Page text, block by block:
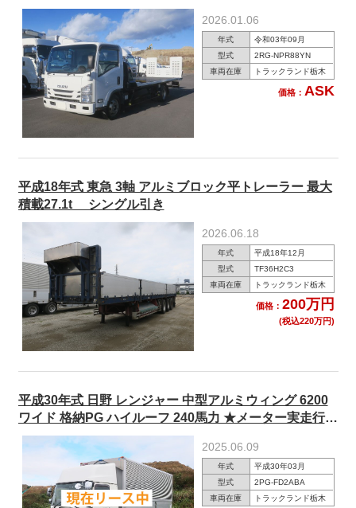
ラジコン ウィンチ 自動歩み板 ★R8年9月迄車検付★
2026.01.06
年式
令和03年09月
型式
2RG-NPR88YN
車両在庫
トラックランド栃木
価格： ASK
平成18年式 東急 3軸 アルミブロック平トレーラー 最大
積載27.1t シングル引き
2026.06.18
年式
平成18年12月
型式
TF36H2C3
車両在庫
トラックランド栃木
価格： 200万円
(税込220万円)
平成30年式 日野 レンジャー 中型アルミウィング 6200
ワイド 格納PG ハイルーフ 240馬力 ★メーター実走行約
35万km★
2025.06.09
年式
平成30年03月
型式
2PG-FD2ABA
車両在庫
トラックランド栃木